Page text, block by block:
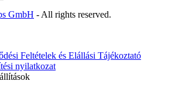
GmbH - All rights reserved.
Feltételek és Elállási Tájékoztató
nyilatkozat